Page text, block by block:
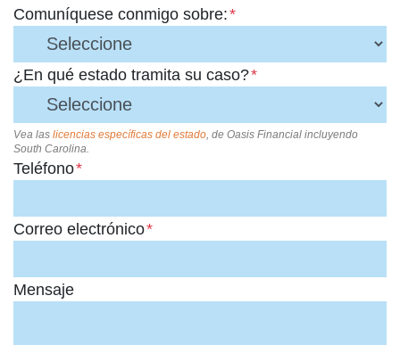
Comuníquese conmigo sobre:*
¿En qué estado tramita su caso?*
Vea las licencias específicas del estado, de Oasis Financial incluyendo
South Carolina.
Teléfono*
Correo electrónico*
Mensaje